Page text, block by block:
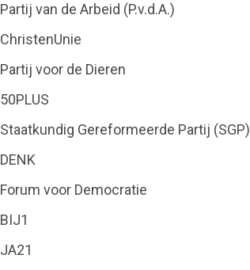
Partij van de Arbeid (P.v.d.A.)
ChristenUnie
Partij voor de Dieren
50PLUS
Staatkundig Gereformeerde Partij (SGP)
DENK
Forum voor Democratie
BIJ1
JA21